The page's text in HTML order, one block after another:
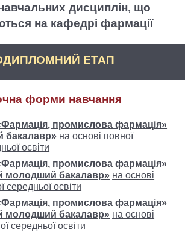
дисциплін, що
на кафедрі фармації
ЕТАП
форми навчання
промислова фармація»
бакалавр» на основі повної
освіти
промислова фармація»
молодший бакалавр» на основі
середньої освіти
промислова фармація»
молодший бакалавр» на основі
середньої освіти